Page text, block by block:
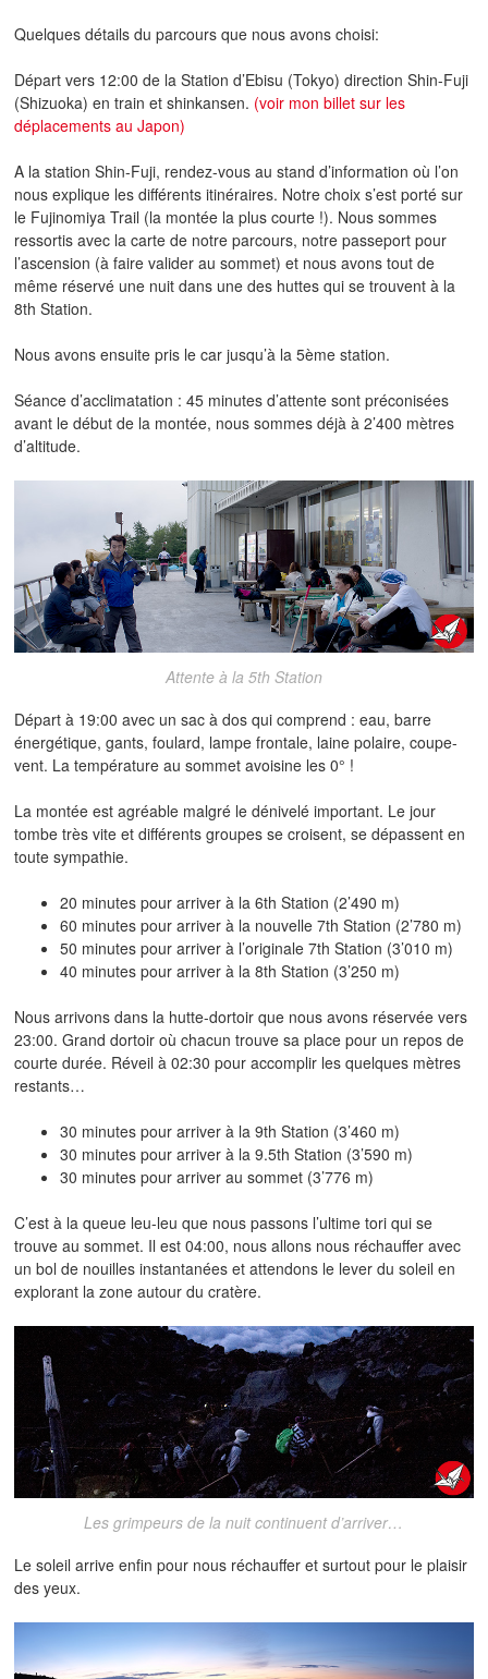
Quelques détails du parcours que nous avons choisi:
Départ vers 12:00 de la Station d’Ebisu (Tokyo) direction Shin-Fuji
(Shizuoka) en train et shinkansen. (voir mon billet sur les
déplacements au Japon)
A la station Shin-Fuji, rendez-vous au stand d’information où l’on
nous explique les différents itinéraires. Notre choix s’est porté sur
le Fujinomiya Trail (la montée la plus courte !). Nous sommes
ressortis avec la carte de notre parcours, notre passeport pour
l’ascension (à faire valider au sommet) et nous avons tout de
même réservé une nuit dans une des huttes qui se trouvent à la
8th Station.
Nous avons ensuite pris le car jusqu’à la 5ème station.
Séance d’acclimatation : 45 minutes d’attente sont préconisées
avant le début de la montée, nous sommes déjà à 2’400 mètres
d’altitude.
Attente à la 5th Station
Départ à 19:00 avec un sac à dos qui comprend : eau, barre
énergétique, gants, foulard, lampe frontale, laine polaire, coupe-
vent. La température au sommet avoisine les 0° !
La montée est agréable malgré le dénivelé important. Le jour
tombe très vite et différents groupes se croisent, se dépassent en
toute sympathie.
20 minutes pour arriver à la 6th Station (2’490 m)
60 minutes pour arriver à la nouvelle 7th Station (2’780 m)
50 minutes pour arriver à l’originale 7th Station (3’010 m)
40 minutes pour arriver à la 8th Station (3’250 m)
Nous arrivons dans la hutte-dortoir que nous avons réservée vers
23:00. Grand dortoir où chacun trouve sa place pour un repos de
courte durée. Réveil à 02:30 pour accomplir les quelques mètres
restants…
30 minutes pour arriver à la 9th Station (3’460 m)
30 minutes pour arriver à la 9.5th Station (3’590 m)
30 minutes pour arriver au sommet (3’776 m)
C’est à la queue leu-leu que nous passons l’ultime tori qui se
trouve au sommet. Il est 04:00, nous allons nous réchauffer avec
un bol de nouilles instantanées et attendons le lever du soleil en
explorant la zone autour du cratère.
Les grimpeurs de la nuit continuent d’arriver…
Le soleil arrive enfin pour nous réchauffer et surtout pour le plaisir
des yeux.